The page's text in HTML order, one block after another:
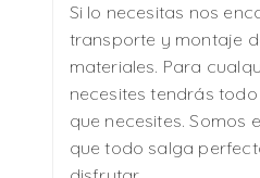
Si lo necesitas nos
transporte y montaje
materiales. Para
necesites tendrás
que necesites. Somos
que todo salga